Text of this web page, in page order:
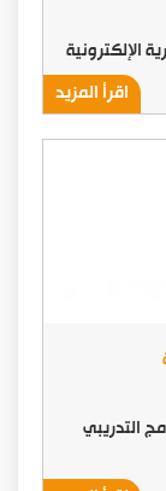
الإلكترونية
اقرأ المزيد
12 يونيو 2013 البرنامج التدريبي